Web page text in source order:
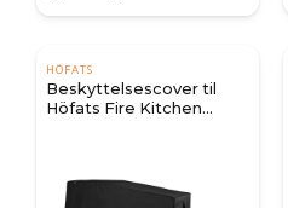
HÖFATS
Beskyttelsescover til
Höfats Fire Kitchen